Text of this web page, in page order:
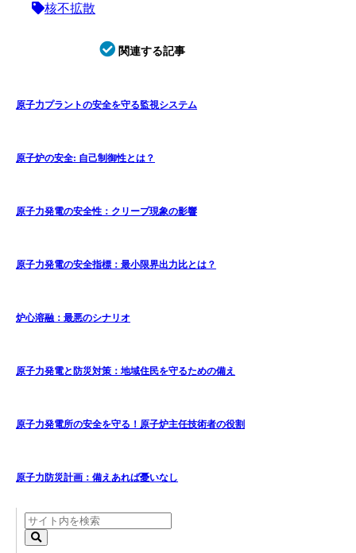
核不拡散
関連する記事
原子力プラントの安全を守る監視システム
原子炉の安全: 自己制御性とは？
原子力発電の安全性：クリープ現象の影響
原子力発電の安全指標：最小限界出力比とは？
炉心溶融：最悪のシナリオ
原子力発電と防災対策：地域住民を守るための備え
原子力発電所の安全を守る！原子炉主任技術者の役割
原子力防災計画：備えあれば憂いなし